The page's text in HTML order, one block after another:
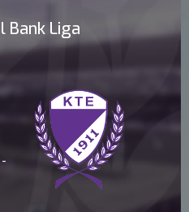
Bank Liga
-